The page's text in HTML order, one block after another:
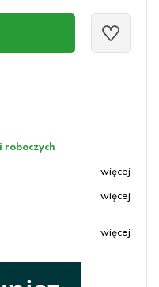
roboczych
więcej
więcej
więcej